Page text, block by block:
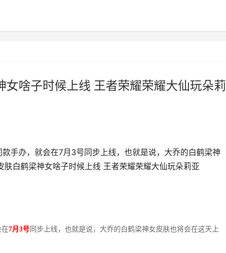
啥子时候上线 王者荣耀荣耀大仙玩朵莉
办，就会在7月3号同步上线，也就是说，大乔的白鹤梁神
白鹤梁神女啥子时候上线 王者荣耀荣耀大仙玩朵莉亚
7月3号 同步上线，也就是说，大乔的白鹤梁神女皮肤也将会在这天上